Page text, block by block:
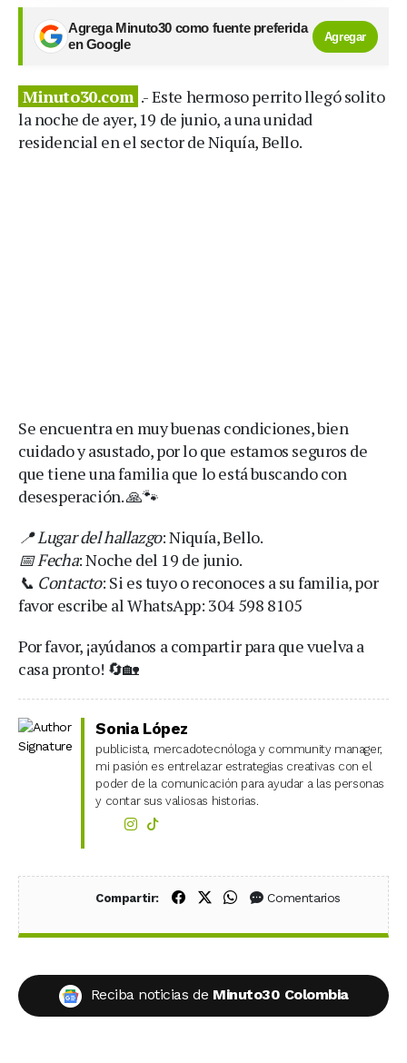
Agrega Minuto30 como fuente preferida
en Google
Agregar
Minuto30.com .- Este hermoso perrito llegó solito
la noche de ayer, 19 de junio, a una unidad
residencial en el sector de Niquía, Bello.
Se encuentra en muy buenas condiciones, bien
cuidado y asustado, por lo que estamos seguros de
que tiene una familia que lo está buscando con
desesperación. 🙏🐾
📍 Lugar del hallazgo: Niquía, Bello.
📅 Fecha: Noche del 19 de junio.
📞 Contacto: Si es tuyo o reconoces a su familia, por
favor escribe al WhatsApp: 304 598 8105
Por favor, ¡ayúdanos a compartir para que vuelva a
casa pronto! 🔄🏡
Sonia López
publicista, mercadotecnóloga y community manager,
mi pasión es entrelazar estrategias creativas con el
poder de la comunicación para ayudar a las personas
y contar sus valiosas historias.
Compartir: Compartir en Facebook
Compartir en X (Twitter)
Compartir en WhatsApp
Comentarios
Reciba noticias de Minuto30 Colombia